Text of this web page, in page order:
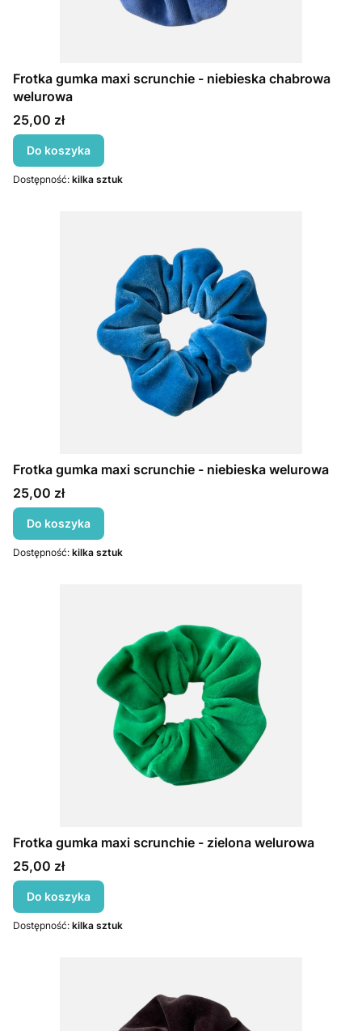
Frotka gumka maxi scrunchie - niebieska chabrowa
welurowa
Cena
25,00 zł
Do koszyka
Dostępność: kilka sztuk
Frotka gumka maxi scrunchie - niebieska welurowa
Cena
25,00 zł
Do koszyka
Dostępność: kilka sztuk
Frotka gumka maxi scrunchie - zielona welurowa
Cena
25,00 zł
Do koszyka
Dostępność: kilka sztuk